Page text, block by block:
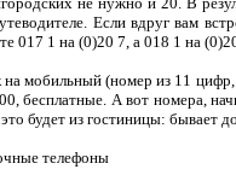
Если вдруг вам
017 1 на (0)20 7, а 018 1 на
на мобильный (номер из 11
бесплатные. А вот номера,
это будет из гостиницы: бывает
телефоны